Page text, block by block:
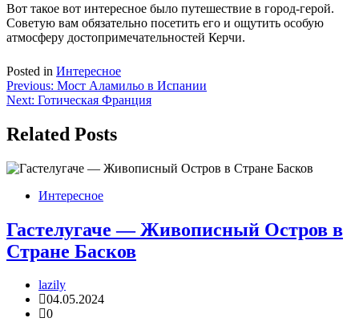
Вот такое вот интересное было путешествие в город-герой.
Советую вам обязательно посетить его и ощутить особую
атмосферу достопримечательностей Керчи.
Posted in Интересное
Навигация
по
записям
Previous: Мост Аламильо в Испании
Next: Готическая Франция
Related Posts
Интересное
Гастелугаче — Живописный Остров в
Стране Басков
lazily
04.05.2024
0